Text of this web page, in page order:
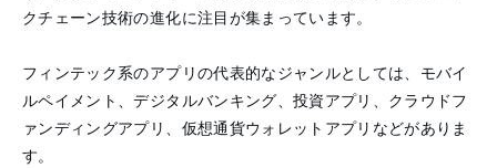
クチェーン技術の進化に注目が集まっています。
フィンテック系のアプリの代表的なジャンルとしては、モバイ
ルペイメント、デジタルバンキング、投資アプリ、クラウドフ
ァンディングアプリ、仮想通貨ウォレットアプリなどがありま
す。